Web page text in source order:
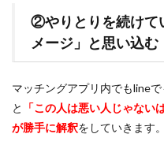
②やりとりを続けて
メージ」と思い込む
マッチングアプリ内でもline
と
「この人は悪い人じゃな
が勝手に解釈をしていきます。